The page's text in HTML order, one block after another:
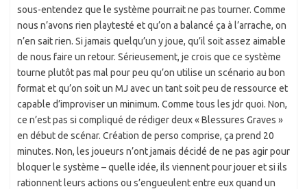
sous-entendez que le système pourrait ne pas tourner. Comme
nous n’avons rien playtesté et qu’on a balancé ça à l’arrache, on
n’en sait rien. Si jamais quelqu’un y joue, qu’il soit assez aimable
de nous faire un retour. Sérieusement, je crois que ce système
tourne plutôt pas mal pour peu qu’on utilise un scénario au bon
format et qu’on soit un MJ avec un tant soit peu de ressource et
capable d’improviser un minimum. Comme tous les jdr quoi. Non,
ce n’est pas si compliqué de rédiger deux « Blessures Graves »
en début de scénar. Création de perso comprise, ça prend 20
minutes. Non, les joueurs n’ont jamais décidé de ne pas agir pour
bloquer le système – quelle idée, ils viennent pour jouer et si ils
rationnent leurs actions ou s’engueulent entre eux quand un